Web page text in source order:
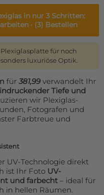
in nur 3 Schritten:
· (3) Bestellen
für noch
luxuriöse Optik.
für 381,99verwandelt Ihr
Tiefe und
wir Plexiglas-
Fotografen und
Farbtreue und
UV-Technologie direkt
ist Ihr Foto UV-
und farbecht – ideal für
in hellen Räumen.